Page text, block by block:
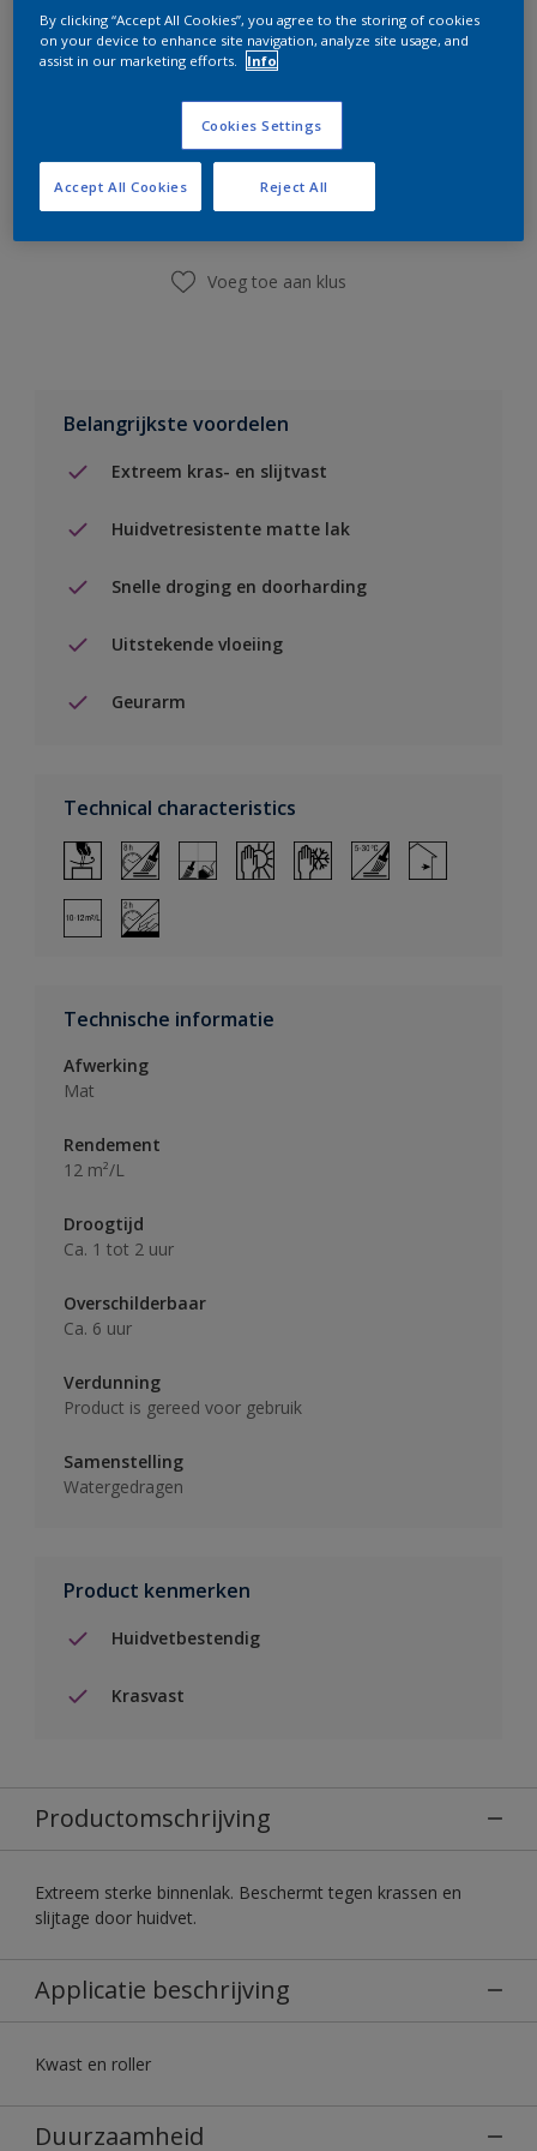
Boodschappenlijst
Vind een winkel
Voeg toe aan klus
Belangrijkste voordelen
Extreem kras- en slijtvast
Huidvetresistente matte lak
Snelle droging en doorharding
Uitstekende vloeiing
Geurarm
Technical characteristics
Technische informatie
Afwerking
Mat
Rendement
12 m²/L
Droogtijd
Ca. 1 tot 2 uur
Overschilderbaar
Ca. 6 uur
Verdunning
Product is gereed voor gebruik
Samenstelling
Watergedragen
Product kenmerken
Huidvetbestendig
Krasvast
Productomschrijving
Extreem sterke binnenlak. Beschermt tegen krassen en
slijtage door huidvet.
Applicatie beschrijving
Kwast en roller
Duurzaamheid
By clicking “Accept All Cookies”, you agree to the storing of cookies
on your device to enhance site navigation, analyze site usage, and
assist in our marketing efforts.
Info
Cookies Settings
Reject All
Accept All Cookies